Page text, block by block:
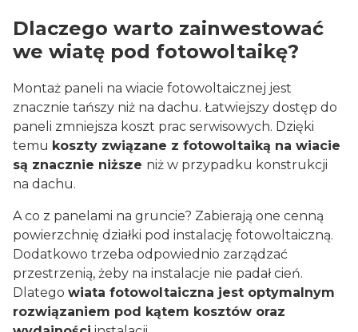
Dlaczego warto zainwestować
we wiatę pod fotowoltaikę?
Montaż paneli na wiacie fotowoltaicznej jest
znacznie tańszy niż na dachu. Łatwiejszy dostęp do
paneli zmniejsza koszt prac serwisowych. Dzięki
temu koszty związane z fotowoltaiką na wiacie
są znacznie niższe niż w przypadku konstrukcji
na dachu.
A co z panelami na gruncie? Zabierają one cenną
powierzchnię działki pod instalację fotowoltaiczną.
Dodatkowo trzeba odpowiednio zarządzać
przestrzenią, żeby na instalacje nie padał cień.
Dlatego wiata fotowoltaiczna jest optymalnym
rozwiązaniem pod kątem kosztów oraz